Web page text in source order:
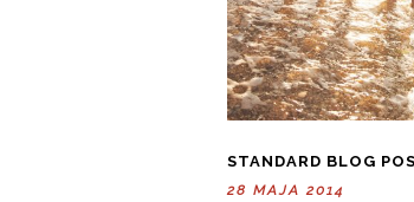
STANDARD BLOG
28 MAJA 2014